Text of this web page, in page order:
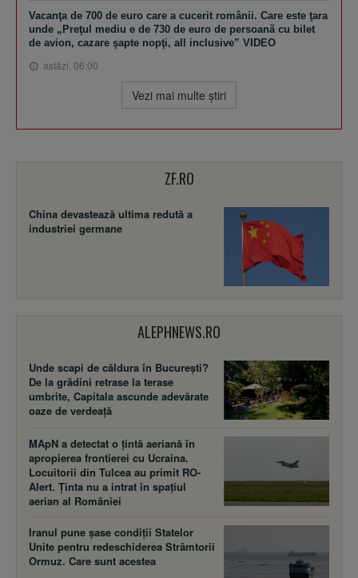
Vacanţa de 700 de euro care a cucerit românii. Care este ţara
unde „Preţul mediu e de 730 de euro de persoană cu bilet
de avion, cazare şapte nopţi, all inclusive” VIDEO
astăzi, 06:00
Vezi mai multe ştiri
ZF.RO
China devastează ultima redută a
industriei germane
ALEPHNEWS.RO
Unde scapi de căldura în București?
De la grădini retrase la terase
umbrite, Capitala ascunde adevărate
oaze de verdeață
MApN a detectat o țintă aeriană în
apropierea frontierei cu Ucraina.
Locuitorii din Tulcea au primit RO-
Alert. Ținta nu a intrat în spațiul
aerian al României
Iranul pune șase condiții Statelor
Unite pentru redeschiderea Strâmtorii
Ormuz. Care sunt acestea